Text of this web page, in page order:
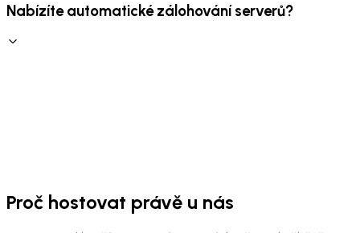
Nabízíte automatické zálohování serverů?
Proč hostovat právě u nás